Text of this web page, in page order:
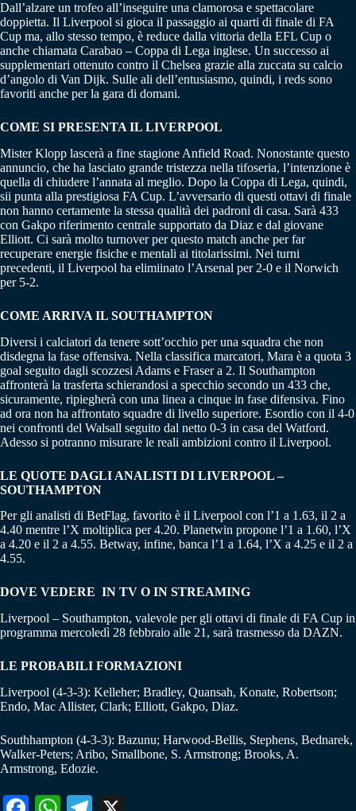
Dall’alzare un trofeo all’inseguire una clamorosa e spettacolare
doppietta. Il Liverpool si gioca il passaggio ai quarti di finale di FA
Cup ma, allo stesso tempo, è reduce dalla vittoria della EFL Cup o
anche chiamata Carabao – Coppa di Lega inglese. Un successo ai
supplementari ottenuto contro il Chelsea grazie alla zuccata su calcio
d’angolo di Van Dijk. Sulle ali dell’entusiasmo, quindi, i reds sono
favoriti anche per la gara di domani.
COME SI PRESENTA IL LIVERPOOL
Mister Klopp lascerà a fine stagione Anfield Road. Nonostante questo
annuncio, che ha lasciato grande tristezza nella tifoseria, l’intenzione è
quella di chiudere l’annata al meglio. Dopo la Coppa di Lega, quindi,
sii punta alla prestigiosa FA Cup. L’avversario di questi ottavi di finale
non hanno certamente la stessa qualità dei padroni di casa. Sarà 433
con Gakpo riferimento centrale supportato da Diaz e dal giovane
Elliott. Ci sarà molto turnover per questo match anche per far
recuperare energie fisiche e mentali ai titolarissimi. Nei turni
precedenti, il Liverpool ha elimiinato l’Arsenal per 2-0 e il Norwich
per 5-2.
COME ARRIVA IL SOUTHAMPTON
Diversi i calciatori da tenere sott’occhio per una squadra che non
disdegna la fase offensiva. Nella classifica marcatori, Mara è a quota 3
goal seguito dagli scozzesi Adams e Fraser a 2. Il Southampton
affronterà la trasferta schierandosi a specchio secondo un 433 che,
sicuramente, ripiegherà con una linea a cinque in fase difensiva. Fino
ad ora non ha affrontato squadre di livello superiore. Esordio con il 4-0
nei confronti del Walsall seguito dal netto 0-3 in casa del Watford.
Adesso si potranno misurare le reali ambizioni contro il Liverpool.
LE QUOTE DAGLI ANALISTI DI LIVERPOOL –
SOUTHAMPTON
Per gli analisti di BetFlag, favorito è il Liverpool con l’1 a 1.63, il 2 a
4.40 mentre l’X moltiplica per 4.20. Planetwin propone l’1 a 1.60, l’X
a 4.20 e il 2 a 4.55. Betway, infine, banca l’1 a 1.64, l’X a 4.25 e il 2 a
4.55.
DOVE VEDERE IN TV O IN STREAMING
Liverpool – Southampton, valevole per gli ottavi di finale di FA Cup in
programma mercoledì 28 febbraio alle 21, sarà trasmesso da DAZN.
LE PROBABILI FORMAZIONI
Liverpool (4-3-3): Kelleher; Bradley, Quansah, Konate, Robertson;
Endo, Mac Allister, Clark; Elliott, Gakpo, Diaz.
Southhampton (4-3-3): Bazunu; Harwood-Bellis, Stephens, Bednarek,
Walker-Peters; Aribo, Smallbone, S. Armstrong; Brooks, A.
Armstrong, Edozie.